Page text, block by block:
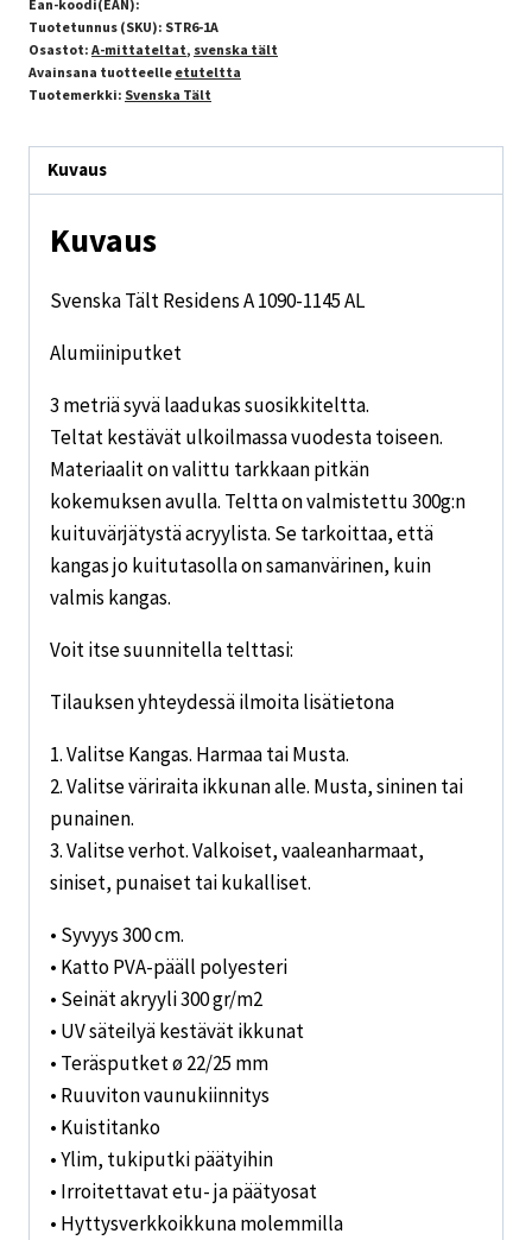
Ean-koodi(EAN):
Tuotetunnus (SKU): STR6-1A
Osastot: A-mittateltat, svenska tält
Avainsana tuotteelle etuteltta
Tuotemerkki: Svenska Tält
Kuvaus
Kuvaus
Svenska Tält Residens A 1090-1145 AL
Alumiiniputket
3 metriä syvä laadukas suosikkiteltta.
Teltat kestävät ulkoilmassa vuodesta toiseen.
Materiaalit on valittu tarkkaan pitkän
kokemuksen avulla. Teltta on valmistettu 300g:n
kuituvärjätystä acryylista. Se tarkoittaa, että
kangas jo kuitutasolla on samanvärinen, kuin
valmis kangas.
Voit itse suunnitella telttasi:
Tilauksen yhteydessä ilmoita lisätietona
1. Valitse Kangas. Harmaa tai Musta.
2. Valitse väriraita ikkunan alle. Musta, sininen tai
punainen.
3. Valitse verhot. Valkoiset, vaaleanharmaat,
siniset, punaiset tai kukalliset.
• Syvyys 300 cm.
• Katto PVA-pääll polyesteri
• Seinät akryyli 300 gr/m2
• UV säteilyä kestävät ikkunat
• Teräsputket ø 22/25 mm
• Ruuviton vaunukiinnitys
• Kuistitanko
• Ylim, tukiputki päätyihin
• Irroitettavat etu- ja päätyosat
• Hyttysverkkoikkuna molemmilla